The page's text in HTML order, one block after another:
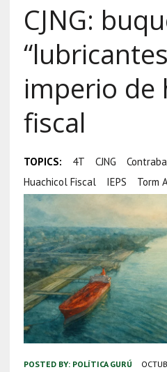
CJNG:
imperio de
fiscal
TOPICS: 4T CJNG
Huachicol Fiscal
IEPS Torm
POSTED BY: POLÍTICA GURÚ